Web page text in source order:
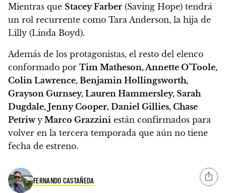
Mientras que Stacey Farber (Saving Hope) tendrá
un rol recurrente como Tara Anderson, la hija de
Lilly (Linda Boyd).
Además de los protagonistas, el resto del elenco
conformado por Tim Matheson, Annette O’Toole,
Colin Lawrence, Benjamin Hollingsworth,
Grayson Gurnsey, Lauren Hammersley, Sarah
Dugdale, Jenny Cooper, Daniel Gillies, Chase
Petriwy Marco Grazzini están confirmados para
volver en la tercera temporada que aún no tiene
fecha de estreno.
FERNANDO CASTAÑEDA